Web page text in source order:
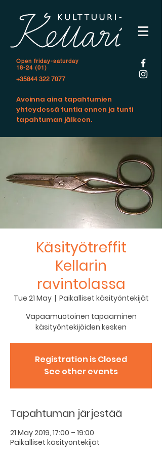
Open friday-saturday
18-24 (01)
+35844 322 7077
Avoinna aina tapahtumien
yhteydessä tuntia ennen ja tunti
tapahtuman jälkeen.
Käsityötreffit
Kellarin
ravintolassa
Tue 21 May
  |
Paikalliset käsityöntekijät
Vapaamuotoinen tapaaminen
käsityöntekijöiden kesken
Registration is Closed
See other events
Tapahtuman järjestää
21 May 2019, 17:00 – 19:00
Paikalliset käsityöntekijät